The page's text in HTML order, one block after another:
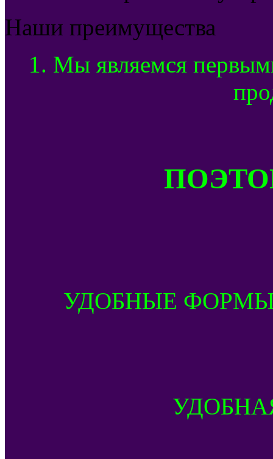
Наши преимущества
1. Мы являемся
УДОБНЫЕ